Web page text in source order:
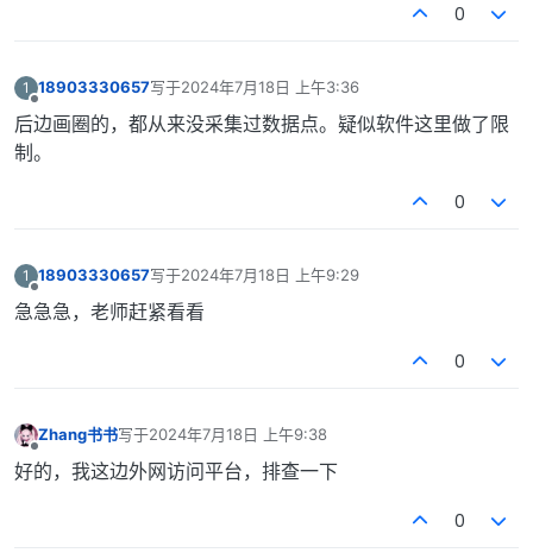
0
1
离线
18903330657写于2024年7月18日 上午3:36
最后由 编辑
后边画圈的，都从来没采集过数据点。疑似软件这里做了限
制。
0
1
离线
18903330657写于2024年7月18日 上午9:29
最后由 编辑
急急急，老师赶紧看看
0
离线
Zhang书书写于2024年7月18日 上午9:38
最后由 编辑
好的，我这边外网访问平台，排查一下
0